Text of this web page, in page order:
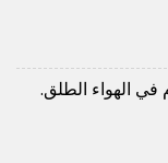
الهواء الطلق.